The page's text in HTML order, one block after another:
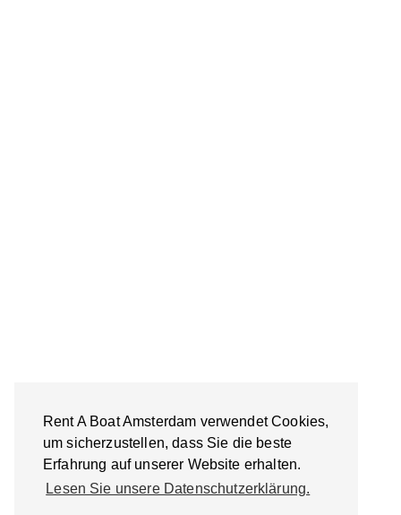
Rent A Boat Amsterdam verwendet Cookies,
um sicherzustellen, dass Sie die beste
Erfahrung auf unserer Website erhalten.
Lesen Sie unsere Datenschutzerklärung.